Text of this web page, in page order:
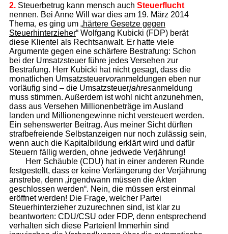
2.Steuerbetrug kann mensch auch Steuerflucht
nennen. Bei Anne Will war dies am 19. März 2014
Thema, es ging um „härtere Gesetze gegen
Steuerhinterzieher“ Wolfgang Kubicki (FDP) berät
diese Klientel als Rechtsanwalt. Er hatte viele
Argumente gegen eine schärfere Bestrafung: Schon
bei der Umsatzsteuer führe jedes Versehen zur
Bestrafung. Herr Kubicki hat nicht gesagt, dass die
monatlichen Umsatzsteuervoranmeldungen eben nur
vorläufig sind – die Umsatzsteuerjahresanmeldung
muss stimmen. Außerdem ist wohl nicht anzunehmen,
dass aus Versehen Millionenbeträge im Ausland
landen und Millionengewinne nicht versteuert werden.
Ein sehenswerter Beitrag. Aus meiner Sicht dürften
strafbefreiende Selbstanzeigen nur noch zulässig sein,
wenn auch die Kapitalbildung erklärt wird und dafür
Steuern fällig werden, ohne jedwede Verjährung!
Herr Schäuble (CDU) hat in einer anderen Runde
festgestellt, dass er keine Verlängerung der Verjährung
anstrebe, denn „irgendwann müssen die Akten
geschlossen werden“. Nein, die müssen erst einmal
eröffnet werden! Die Frage, welcher Partei
Steuerhinterzieher zuzurechnen sind, ist klar zu
beantworten: CDU/CSU oder FDP, denn entsprechend
verhalten sich diese Parteien! Immerhin sind